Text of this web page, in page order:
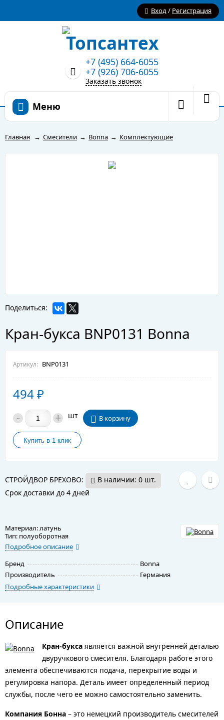
Вход/ Регистрация
+7 (495) 664-6055
+7 (926) 706-6055
Заказать звонок
Меню
Главная → Смесители → Bonna → Комплектующие
Поделиться:
Кран-букса BNP0131 Bonna
Артикул: BNP0131
494 ₽
- + шт В корзину
СТРОЙДВОР БРЕХОВО:
В наличии: 0 шт.
Срок доставки до 4 дней
Материал: латунь
Тип: полуоборотная
Подробное описание
Бренд
Bonna
Производитель
Германия
Подробные характеристики
Описание
Кран-букса является важной внутренней деталью
двуручкового смесителя. Благодаря работе этого
элемента обеспечиваются подача, перекрытие воды и
регулировка напора. Деталь имеет определенный период
службы, после чего ее можно самостоятельно заменить.
Компания Бонна – это немецкий производитель смесителей